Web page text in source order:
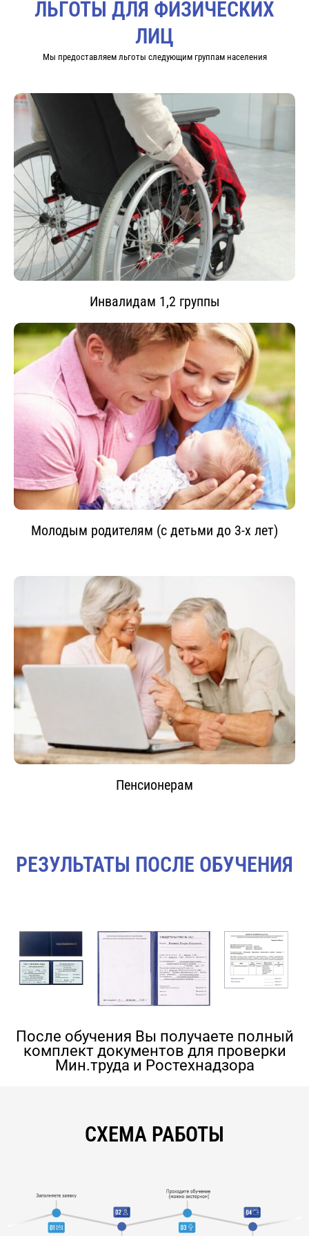
Документы пройдут любую проверку работодателя, ростехнадзора и
Работаем по всей России и странах СНГ. Ждем вашего звонка!
ЛЬГОТЫ ДЛЯ ФИЗИЧЕСКИХ
ЛИЦ
Мы предоставляем льготы следующим группам населения
Инвалидам 1,2 группы
Молодым родителям (с детьми до 3-х лет)
Пенсионерам
РЕЗУЛЬТАТЫ ПОСЛЕ ОБУЧЕНИЯ
После обучения Вы получаете полный
комплект документов для проверки
Мин.труда и Ростехнадзора
СХЕМА РАБОТЫ